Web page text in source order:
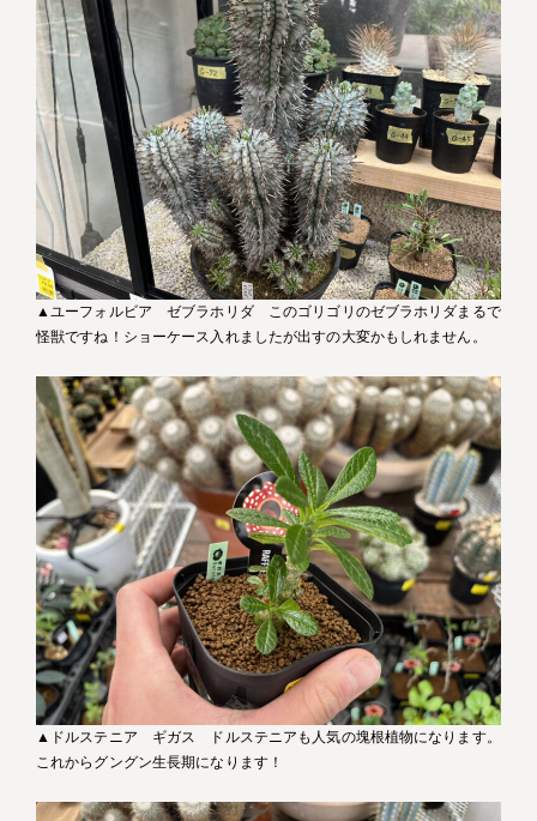
▲ユーフォルビア ゼブラホリダ このゴリゴリのゼブラホリダまるで
怪獣ですね！ショーケース入れましたが出すの大変かもしれません。
▲ドルステニア ギガス ドルステニアも人気の塊根植物になります。
これからグングン生長期になります！